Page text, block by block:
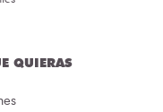
QUIERAS